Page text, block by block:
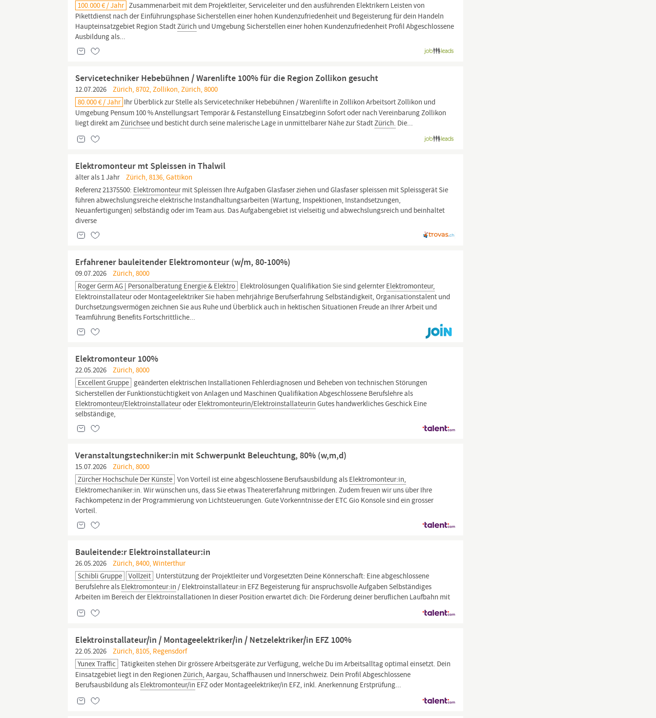
100.000 € / Jahr Zusammenarbeit mit dem Projektleiter, Serviceleiter und den ausführenden Elektrikern Leisten von
Pikettdienst nach der Einführungsphase Sicherstellen einer hohen Kundenzufriedenheit und Begeisterung für dein Handeln
Haupteinsatzgebiet Region StadtZürich und Umgebung Sicherstellen einer hohen Kundenzufriedenheit Profil Abgeschlossene
Ausbildung als...
Servicetechniker Hebebühnen / Warenlifte 100% für die Region Zollikon gesucht
12.07.2026
Zürich, 8702, Zollikon, Zürich, 8000
80.000 € / Jahr Ihr Überblick zur Stelle als Servicetechniker Hebebühnen / Warenlifte in Zollikon Arbeitsort Zollikon und
Umgebung Pensum 100 % Anstellungsart Temporär & Festanstellung Einsatzbeginn Sofort oder nach Vereinbarung Zollikon
liegt direkt amZürichsee und besticht durch seine malerische Lage in unmittelbarer Nähe zur StadtZürich. Die...
Elektromonteur mt Spleissen in Thalwil
älter als 1 Jahr
Zürich, 8136, Gattikon
Referenz 21375500: Elektromonteurmit Spleissen Ihre Aufgaben Glasfaser ziehen und Glasfaser spleissen mit Spleissgerät Sie
führen abwechslungsreiche elektrische Instandhaltungsarbeiten (Wartung, Inspektionen, Instandsetzungen,
Neuanfertigungen) selbständig oder im Team aus. Das Aufgabengebiet ist vielseitig und abwechslungsreich und beinhaltet
diverse
Erfahrener bauleitender Elektromonteur (w/m, 80-100%)
09.07.2026
Zürich, 8000
Roger Germ AG | Personalberatung Energie & Elektro Elektrolösungen Qualifikation Sie sind gelernterElektromonteur,
Elektroinstallateur oder Montageelektriker Sie haben mehrjährige Berufserfahrung Selbständigkeit, Organisationstalent und
Durchsetzungsvermögen zeichnen Sie aus Ruhe und Überblick auch in hektischen Situationen Freude an Ihrer Arbeit und
Teamführung Benefits Fortschrittliche...
Elektromonteur 100%
22.05.2026
Zürich, 8000
Excellent Gruppe geänderten elektrischen Installationen Fehlerdiagnosen und Beheben von technischen Störungen
Sicherstellen der Funktionstüchtigkeit von Anlagen und Maschinen Qualifikation Abgeschlossene Berufslehre als
Elektromonteur/ElektroinstallateuroderElektromonteurin/Elektroinstallateurin Gutes handwerkliches Geschick Eine
selbständige,
Veranstaltungstechniker:in mit Schwerpunkt Beleuchtung, 80% (w,m,d)
15.07.2026
Zürich, 8000
Zürcher Hochschule Der Künste Von Vorteil ist eine abgeschlossene Berufsausbildung als Elektromonteur:in,
Elektromechaniker:in. Wir wünschen uns, dass Sie etwas Theatererfahrung mitbringen. Zudem freuen wir uns über Ihre
Fachkompetenz in der Programmierung von Lichtsteuerungen. Gute Vorkenntnisse der ETC Gio Konsole sind ein grosser
Vorteil.
Bauleitende:r Elektroinstallateur:in
26.05.2026
Zürich, 8400, Winterthur
Schibli Gruppe
Vollzeit Unterstützung der Projektleiter und Vorgesetzten Deine Könnerschaft: Eine abgeschlossene
Berufslehre als Elektromonteur:in / Elektroinstallateur:in EFZ Begeisterung für anspruchsvolle Aufgaben Selbständiges
Arbeiten im Bereich der Elektroinstallationen In dieser Position erwartet dich: Die Förderung deiner beruflichen Laufbahn mit
Elektroinstallateur/in / Montageelektriker/in / Netzelektriker/in EFZ 100%
22.05.2026
Zürich, 8105, Regensdorf
Yunex Traffic Tätigkeiten stehen Dir grössere Arbeitsgeräte zur Verfügung, welche Du im Arbeitsalltag optimal einsetzt. Dein
Einsatzgebiet liegt in den RegionenZürich, Aargau, Schaffhausen und Innerschweiz. Dein Profil Abgeschlossene
Berufsausbildung als Elektromonteur/in EFZ oder Montageelektriker/in EFZ, inkl. Anerkennung Erstprüfung...